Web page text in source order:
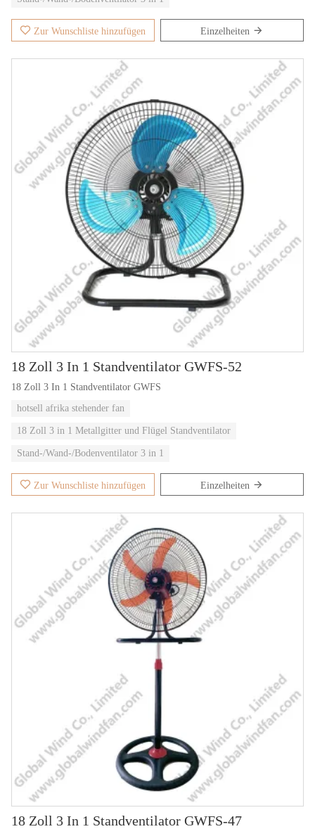
Zur Wunschliste hinzufügen Einzelheiten
18 Zoll 3 In 1 Standventilator GWFS-52
18 Zoll 3 In 1 Standventilator GWFS
hotsell afrika stehender fan
18 Zoll 3 in 1 Metallgitter und Flügel Standventilator
Stand-/Wand-/Bodenventilator 3 in 1
Zur Wunschliste hinzufügen Einzelheiten
18 Zoll 3 In 1 Standventilator GWFS-47